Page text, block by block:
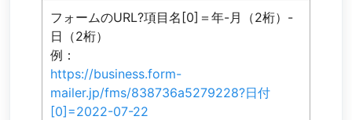
フォームのURL?項目名[0]＝年-月（2桁）-
日（2桁）
例：
https://business.form-
mailer.jp/fms/838736a5279228?日付
[0]=2022-07-22